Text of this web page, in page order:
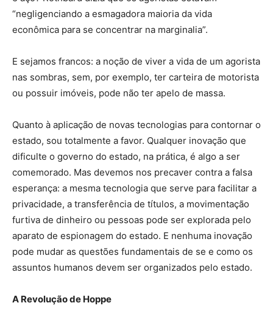
“negligenciando a esmagadora maioria da vida
econômica para se concentrar na marginalia”.
E sejamos francos: a noção de viver a vida de um agorista
nas sombras, sem, por exemplo, ter carteira de motorista
ou possuir imóveis, pode não ter apelo de massa.
Quanto à aplicação de novas tecnologias para contornar o
estado, sou totalmente a favor. Qualquer inovação que
dificulte o governo do estado, na prática, é algo a ser
comemorado. Mas devemos nos precaver contra a falsa
esperança: a mesma tecnologia que serve para facilitar a
privacidade, a transferência de títulos, a movimentação
furtiva de dinheiro ou pessoas pode ser explorada pelo
aparato de espionagem do estado. E nenhuma inovação
pode mudar as questões fundamentais de se e como os
assuntos humanos devem ser organizados pelo estado.
A Revolução de Hoppe